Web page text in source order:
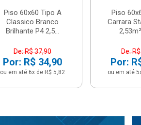
Piso 60x60 Tipo A
Classico Branco
Brilhante P4 2,5...
De: R$ 37,90
Por: R$ 34,90
ou em até 6x de R$ 5,82
Piso
Carrara
De:
Por:
ou em até